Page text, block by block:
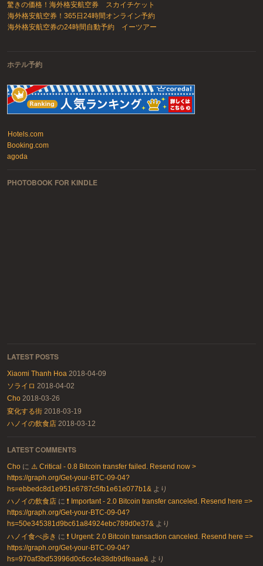
驚きの価格！海外格安航空券 スカイチケット
海外格安航空券！365日24時間オンライン予約
海外格安航空券の24時間自動予約 イーツアー
ホテル予約
Hotels.com
Booking.com
agoda
PHOTOBOOK FOR KINDLE
LATEST POSTS
Xiaomi Thanh Hoa 2018-04-09
ソライロ 2018-04-02
Cho 2018-03-26
変化する街 2018-03-19
ハノイの飲食店 2018-03-12
LATEST COMMENTS
Choに ⚠️ Critical - 0.8 Bitcoin transfer failed. Resend now >
https://graph.org/Get-your-BTC-09-04?
hs=ebbedc8d1e951e6787c5fb1e61e077b1& より
ハノイの飲食店に ❗ Important - 2.0 Bitcoin transfer canceled. Resend here =>
https://graph.org/Get-your-BTC-09-04?
hs=50e345381d9bc61a84924ebc789d0e37&より
ハノイ食べ歩き に ❗ Urgent: 2.0 Bitcoin transaction canceled. Resend here =>
https://graph.org/Get-your-BTC-09-04?
hs=970af3bd53996d0c6cc4e38db9dfeaae& より